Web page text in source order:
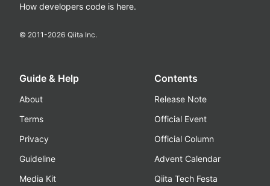
How developers code is here.
© 2011-2026 Qiita Inc.
Guide & Help
About
Terms
Privacy
Guideline
Media Kit
Contents
Release Note
Official Event
Official Column
Advent Calendar
Qiita Tech Festa